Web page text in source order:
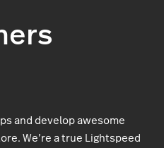
and develop awesome
We’re a true Lightspeed